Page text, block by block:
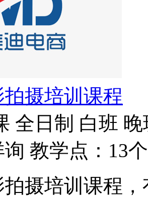
摄培训课程
全日制 白班 晚
教学点：13个
拍摄培训课程